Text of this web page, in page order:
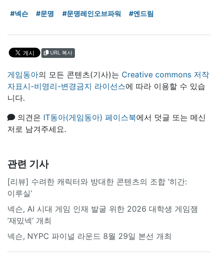
#넥슨 #문명 #문명레인오브파워 #엔드림
URL 복사
게임동아의 모든 콘텐츠(기사)는 Creative commons 저작
자표시-비영리-변경금지 라이선스에 따라 이용할 수 있습
니다.
의견은 IT동아(게임동아) 페이스북에서 덧글 또는 메신
저로 남겨주세요.
관련 기사
[리뷰] 수려한 캐릭터와 방대한 콘텐츠의 조합 ‘히간:
이루실’
넥슨, AI 시대 게임 인재 발굴 위한 2026 대학생 게임잼
‘재밌넥’ 개최
넥슨, NYPC 파이널 라운드 8월 29일 본선 개최